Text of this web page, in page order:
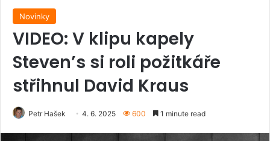
Novinky
VIDEO: V klipu kapely
Steven’s si roli požitkáře
střihnul David Kraus
Petr Hašek 4. 6. 2025 600 1 minute read